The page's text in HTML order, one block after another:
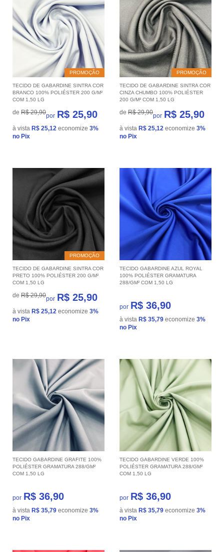
PROMOÇÃO
TECIDO DE GABARDINE SINTRA COR
BRANCO 100% POLIÉSTER 200 G/M²
COM 1,50 LG
de R$ 29,90por R$ 25,90
à vista R$ 25,12 economize 3%
no Pix
PROMOÇÃO
TECIDO DE GABARDINE SINTRA COR
CINZA CHUMBO 100% POLIÉSTER
200 G/M² COM 1,50 LG
de R$ 29,90por R$ 25,90
à vista R$ 25,12 economize 3%
no Pix
PROMOÇÃO
TECIDO DE GABARDINE SINTRA COR
PRETO 100% POLIÉSTER 200 G/M²
COM 1,50 LG
de R$ 29,90por R$ 25,90
à vista R$ 25,12 economize 3%
no Pix
TECIDO GABARDINE AZUL ROYAL
100% POLIÉSTER GRAMATURA
288/GM² COM 1,50 LG
por R$ 36,90
à vista R$ 35,79 economize 3%
no Pix
TECIDO GABARDINE GRAFITE 100%
POLIÉSTER GRAMATURA 288/GM²
COM 1,50 LG
por R$ 36,90
à vista R$ 35,79 economize 3%
no Pix
TECIDO GABARDINE VERDE 100%
POLIÉSTER GRAMATURA 288/GM²
COM 1,50 LG
por R$ 36,90
à vista R$ 35,79 economize 3%
no Pix